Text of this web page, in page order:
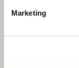
Marketing